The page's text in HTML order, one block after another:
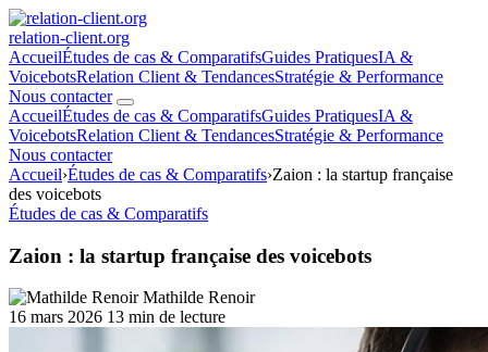
relation-client.org
AccueilÉtudes de cas & ComparatifsGuides PratiquesIA &
VoicebotsRelation Client & TendancesStratégie & Performance
Nous contacter
AccueilÉtudes de cas & ComparatifsGuides PratiquesIA &
VoicebotsRelation Client & TendancesStratégie & Performance
Nous contacter
Accueil›Études de cas & Comparatifs›Zaion : la startup française
des voicebots
Études de cas & Comparatifs
Zaion : la startup française des voicebots
Mathilde Renoir
16 mars 2026 13 min de lecture